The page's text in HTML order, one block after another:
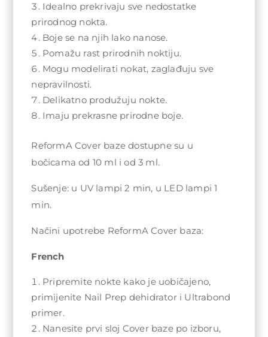
Idealno prekrivaju sve nedostatke
prirodnog nokta.
Boje se na njih lako nanose.
Pomažu rast prirodnih noktiju.
Mogu modelirati nokat, zaglađuju sve
nepravilnosti.
Delikatno produžuju nokte.
Imaju prekrasne prirodne boje.
ReformA Cover baze dostupne su u
bočicama od 10 ml i od 3 ml.
Sušenje: u UV lampi 2 min, u LED lampi 1
min.
Načini upotrebe ReformA Cover baza:
French
Pripremite nokte kako je uobičajeno,
primijenite Nail Prep dehidrator i Ultrabond
primer.
Nanesite prvi sloj Cover baze po izboru,